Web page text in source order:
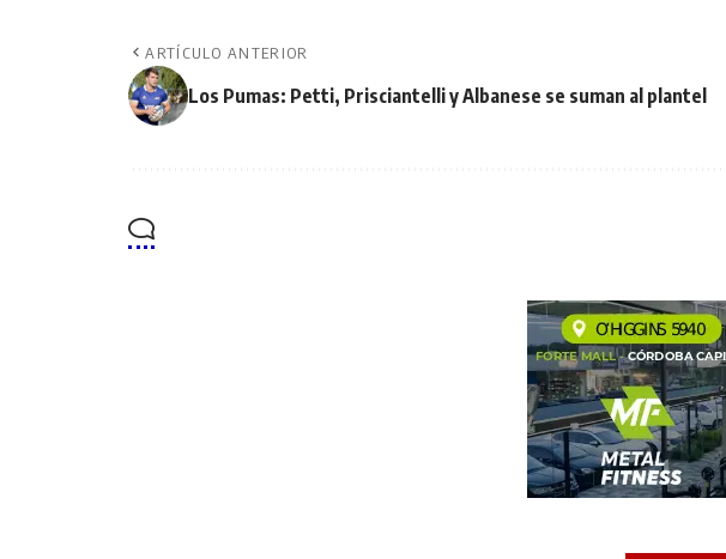
ARTÍCULO ANTERIOR
Los Pumas: Petti, Prisciantelli y Albanese se suman al plantel